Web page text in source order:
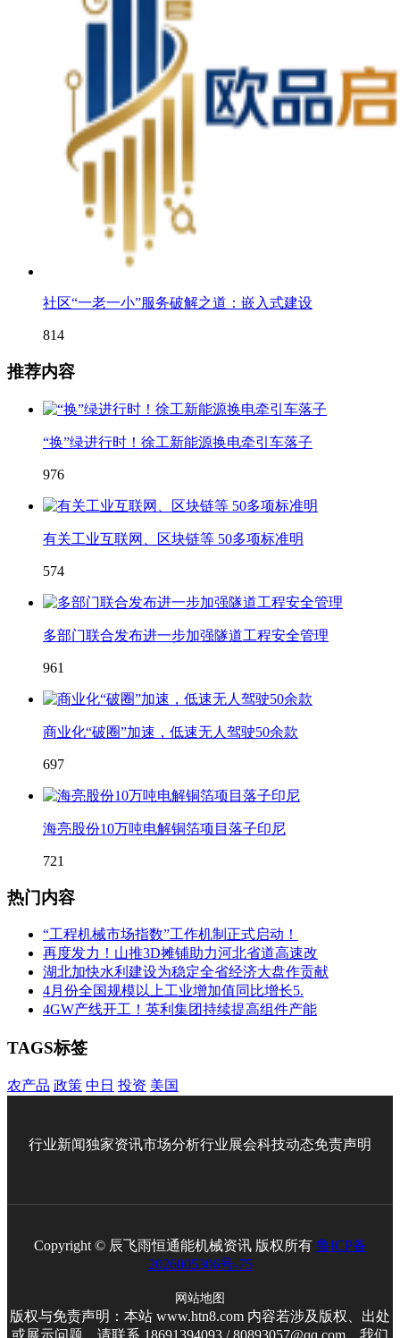
社区“一老一小”服务破解之道：嵌入式建设
814
推荐内容
“换”绿进行时！徐工新能源换电牵引车落子
976
有关工业互联网、区块链等 50多项标准明
574
多部门联合发布进一步加强隧道工程安全管理
961
商业化“破圈”加速，低速无人驾驶50余款
697
海亮股份10万吨电解铜箔项目落子印尼
721
热门内容
“工程机械市场指数”工作机制正式启动！
再度发力！山推3D摊铺助力河北省道高速改
湖北加快水利建设为稳定全省经济大盘作贡献
4月份全国规模以上工业增加值同比增长5.
4GW产线开工！英利集团持续提高组件产能
TAGS标签
农产品 政策 中日 投资 美国
行业新闻独家资讯市场分析行业展会科技动态免责声明
Copyright © 辰飞雨恒通能机械资讯 版权所有 鲁ICP备
2026005306号-75
网站地图
版权与免责声明：本站 www.htn8.com 内容若涉及版权、出处
或展示问题，请联系 18691394093 / 80893057@qq.com，我们